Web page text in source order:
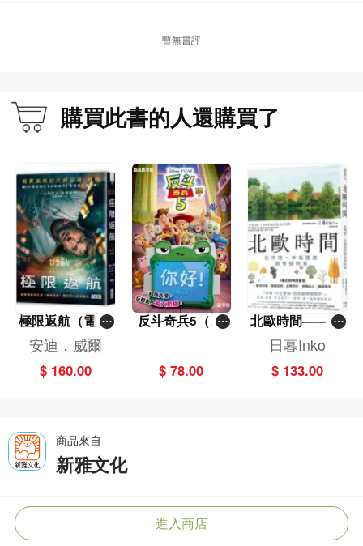
暫無書評
購買此書的人還購買了
極限返航（電影
書衣典藏版）
（獨家收錄作者
訪談）
安迪．威爾
$ 160.00
反斗奇兵5（圖
$ 78.00
北歐時間——世
界第一幸福國度
教會我的事
日暮Inko
$ 133.00
商品來自
新雅文化
進入商店